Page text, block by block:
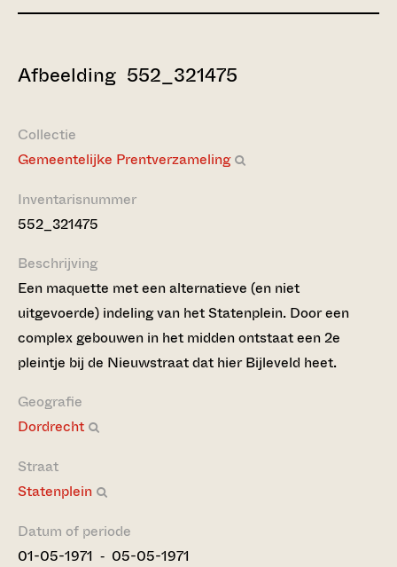
Afbeelding 552_321475
Collectie
Gemeentelijke Prentverzameling
Inventarisnummer
552_321475
Beschrijving
Een maquette met een alternatieve (en niet
uitgevoerde) indeling van het Statenplein. Door een
complex gebouwen in het midden ontstaat een 2e
pleintje bij de Nieuwstraat dat hier Bijleveld heet.
Geografie
Dordrecht
Straat
Statenplein
Datum of periode
01-05-1971 ‐ 05-05-1971